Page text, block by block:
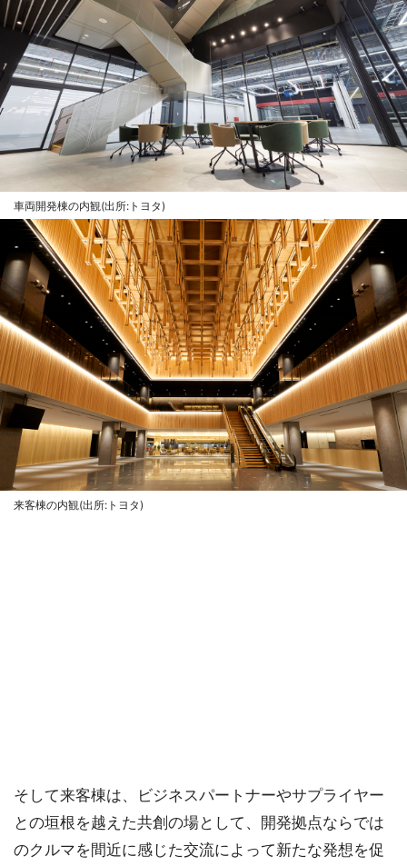
車両開発棟の内観(出所:トヨタ)
来客棟の内観(出所:トヨタ)
そして来客棟は、ビジネスパートナーやサプライヤー
との垣根を越えた共創の場として、開発拠点ならでは
のクルマを間近に感じた交流によって新たな発想を促